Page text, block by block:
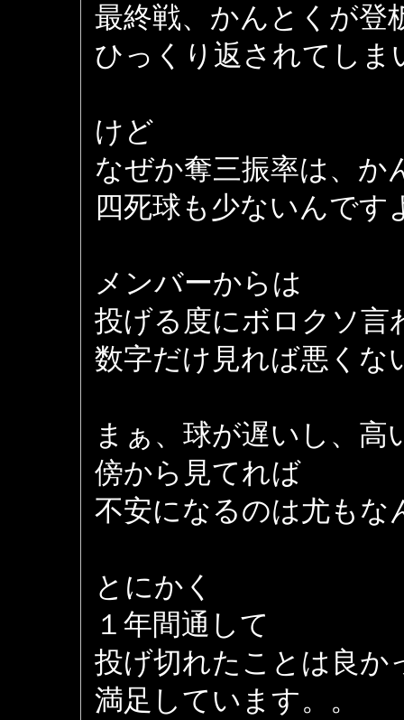
最終戦、かんとくが登
ひっくり返されてしま
けど
なぜか奪三振率は、か
四死球も少ないんです
メンバーからは
投げる度にボロクソ言
数字だけ見れば悪くな
まぁ、球が遅いし、高
傍から見てれば
不安になるのは尤もな
とにかく
１年間通して
投げ切れたことは良か
満足しています。。